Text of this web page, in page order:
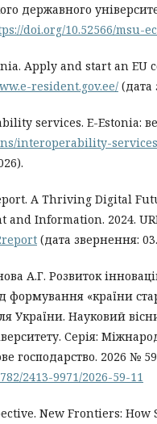
державного
doi.org/10.52566/msu-
Apply and start an EU
resident.gov.ee/ (дата
services. E-Estonia:
interoperability-
A Thriving Digital
and Information. 2024.
(дата звернення:
А.Г. Розвиток
формування «країни
України. Науковий
Серія:
господарство. 2026 №
2413-9971/2026-59-11
New Frontiers: How